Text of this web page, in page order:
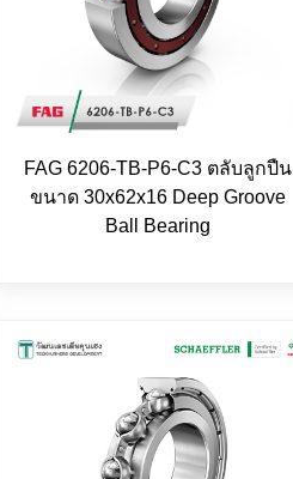
FAG 6206-TB-P6-C3 ตลับลูกปืน
ขนาด 30x62x16 Deep Groove
Ball Bearing